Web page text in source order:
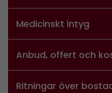
Medicinskt intyg
Anbud, offert och
Ritningar över